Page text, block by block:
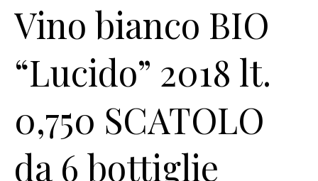
Vino bianco BIO
“Lucido” 2018 lt.
0,750 SCATOLO
da 6 bottiglie